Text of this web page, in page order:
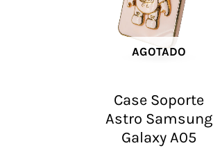
AGOTADO
Case Soporte
Astro Samsung
Galaxy A05